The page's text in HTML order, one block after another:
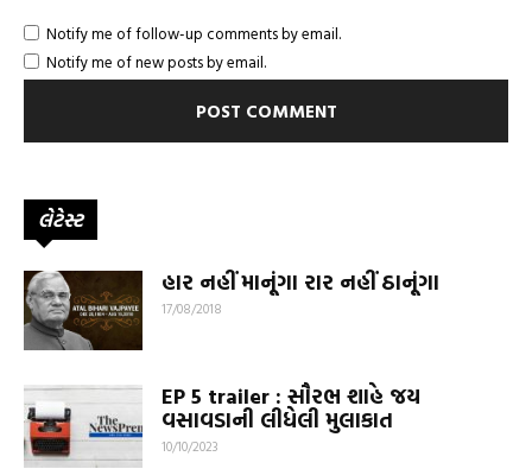
Notify me of follow-up comments by email.
Notify me of new posts by email.
લેટેસ્ટ
હાર નહીં માનૂંગા રાર નહીં ઠાનૂંગા
17/08/2018
EP 5 trailer : સૌરભ શાહે જય
વસાવડાની લીધેલી મુલાકાત
10/10/2023